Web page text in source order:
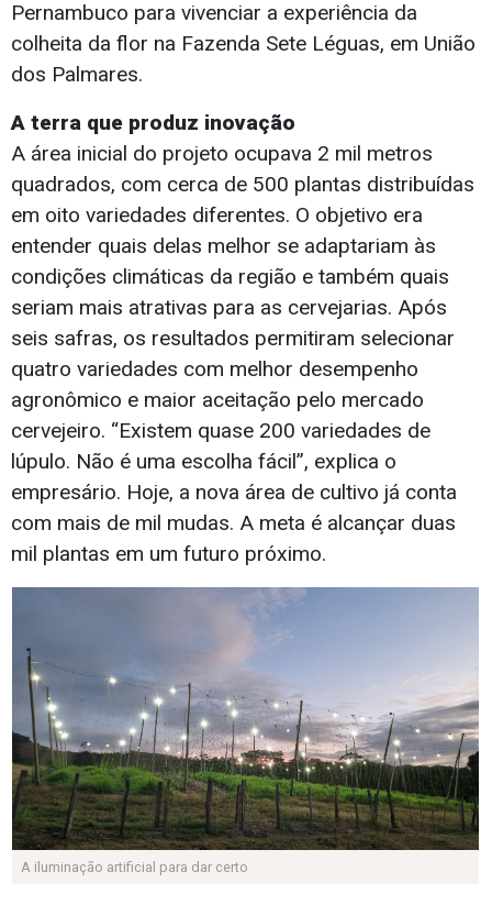
Pernambuco para vivenciar a experiência da
colheita da flor na Fazenda Sete Léguas, em União
dos Palmares.
A terra que produz inovação
A área inicial do projeto ocupava 2 mil metros
quadrados, com cerca de 500 plantas distribuídas
em oito variedades diferentes. O objetivo era
entender quais delas melhor se adaptariam às
condições climáticas da região e também quais
seriam mais atrativas para as cervejarias. Após
seis safras, os resultados permitiram selecionar
quatro variedades com melhor desempenho
agronômico e maior aceitação pelo mercado
cervejeiro. “Existem quase 200 variedades de
lúpulo. Não é uma escolha fácil”, explica o
empresário. Hoje, a nova área de cultivo já conta
com mais de mil mudas. A meta é alcançar duas
mil plantas em um futuro próximo.
A iluminação artificial para dar certo